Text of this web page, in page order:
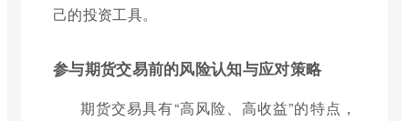
己的投资工具。
参与期货交易前的风险认知与应对策略
期货交易具有“高风险、高收益”的特点，